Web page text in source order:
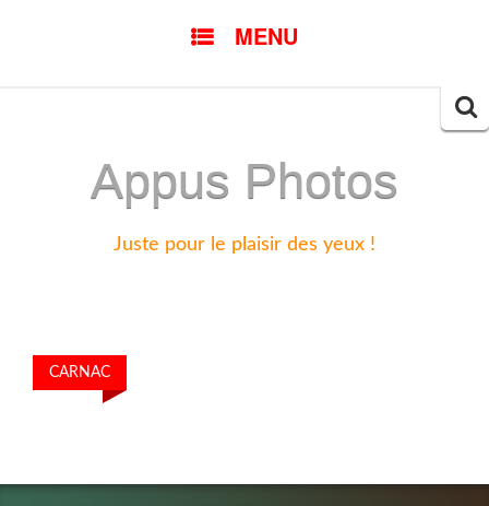
MENU
Appus Photos
Juste pour le plaisir des yeux !
CARNAC